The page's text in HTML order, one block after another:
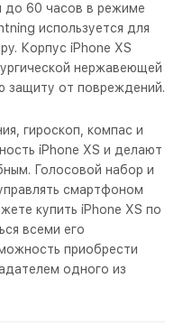
до 60 часов в режиме
используется для
Корпус iPhone XS
нержавеющей
защиту от повреждений.
гироскоп, компас и
iPhone XS и делают
Голосовой набор и
смартфоном
купить iPhone XS по
всеми его
приобрести
одного из